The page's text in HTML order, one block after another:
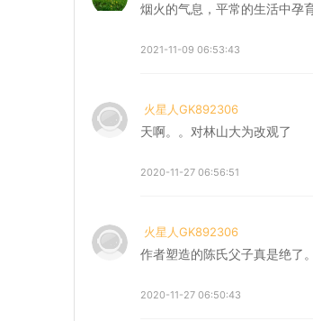
烟火的气息，平常的生活中孕
2021-11-09 06:53:43
火星人GK892306
天啊。。对林山大为改观了
2020-11-27 06:56:51
火星人GK892306
作者塑造的陈氏父子真是绝了。
2020-11-27 06:50:43